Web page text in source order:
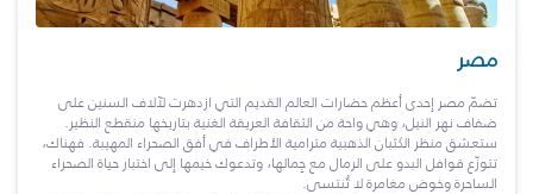
مصر
تضمّ مصر إحدى أعظم حضارات العالم القديم التي ازدهرت لآلاف السنين على
ضفاف نهر النيل، وهي واحة من الثقافة العريقة الغنية بتاريخها منقطع النظير.
ستعشق منظر الكثبان الذهبية مترامية الأطراف في أفق الصحراء المهيبة. فهناك،
تتوزّع قوافل البدو على الرمال مع جِمالها، وتدعوك خيمها إلى اختبار حياة الصحراء
الساحرة وخوض مغامرة لا تُنتسى.